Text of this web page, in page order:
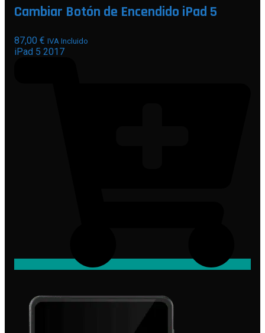
Cambiar Botón de Encendido iPad 5
87,00 € IVA Incluido
iPad 5 2017